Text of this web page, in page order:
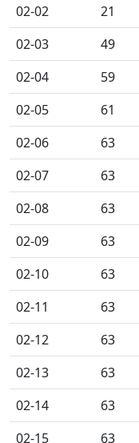
02-02
21
02-03
49
02-04
59
02-05
61
02-06
63
02-07
63
02-08
63
02-09
63
02-10
63
02-11
63
02-12
63
02-13
63
02-14
63
02-15
63